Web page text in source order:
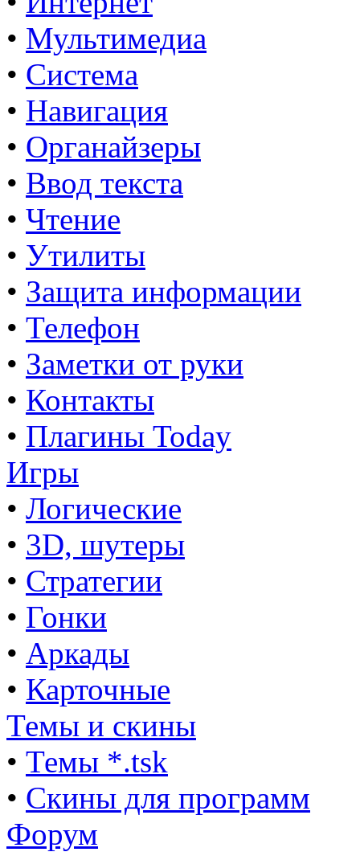
• Мультимедиа
• Система
• Навигация
• Органайзеры
• Ввод текста
• Чтение
• Утилиты
• Защита информации
• Телефон
• Заметки от руки
• Контакты
• Плагины Today
Игры
• Логические
• 3D, шутеры
• Стратегии
• Гонки
• Аркады
• Карточные
Темы и скины
• Темы *.tsk
• Скины для программ
Форум